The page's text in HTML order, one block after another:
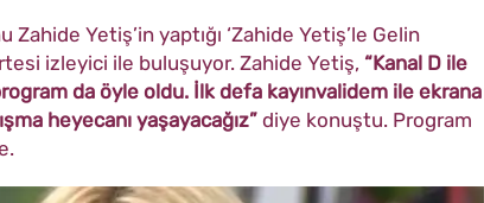
Zahide Yetiş’in yaptığı ‘Zahide Yetiş’le Gelin
izleyici ile buluşuyor. Zahide Yetiş, “Kanal D ile
da öyle oldu. İlk defa kayınvalidem ile ekrana
heyecanı yaşayacağız”diye konuştu. Program